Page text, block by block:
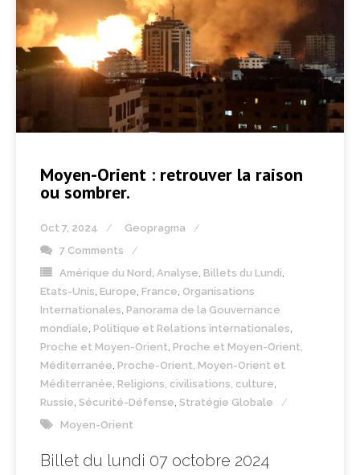
Moyen-Orient : retrouver la raison
ou sombrer.
Oct 7, 2024
Geopragma
7 Comments
Amérique du Nord , Analyse, Billets du Lundi,
Etats-Unis, Europe, France, Organisations
Internationales, Panorama de la Gouvernance
mondiale, Politique et Relations internationales,
Proche et Moyen-Orient, Proche et Moyen-Orient,
Méditerranée, Proche-Orient, Moyen-Orient et
Méditerranée, Religions, civilisations, culture,
Russie, Sécurité-Défense, Stratégie Globale
Moyen-Orient
Billet du lundi 07 octobre 2024